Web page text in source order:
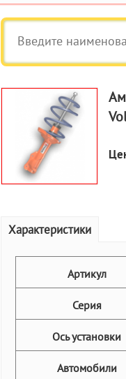
Характеристики
Артикул
Серия
Ось установки
Автомобили